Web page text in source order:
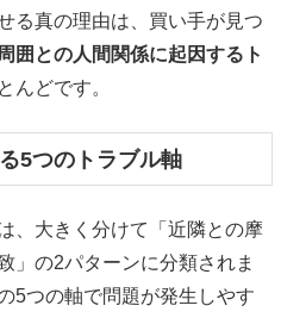
る真の理由は、買い手が見つ
周囲との人間関係に起因するト
んどです。
5つのトラブル軸
、大きく分けて「近隣との摩
」の2パターンに分類されま
5つの軸で問題が発生しやす